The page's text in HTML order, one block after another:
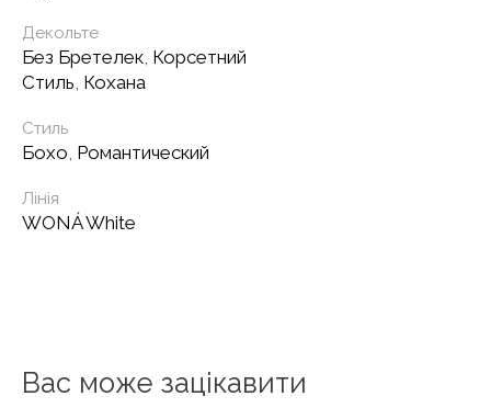
Декольте
Без Бретелек, Корсетний
Стиль, Кохана
Стиль
Бохо, Романтический
Лінія
WONÁ White
Вас може зацікавити